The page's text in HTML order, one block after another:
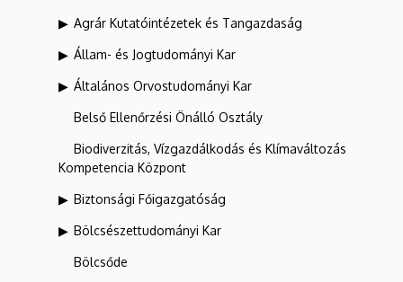
Agrár Kutatóintézetek és Tangazdaság
Állam- és Jogtudományi Kar
Általános Orvostudományi Kar
Belső Ellenőrzési Önálló Osztály
Biodiverzitás, Vízgazdálkodás és Klímaváltozás
Kompetencia Központ
Biztonsági Főigazgatóság
Bölcsészettudományi Kar
Bölcsőde